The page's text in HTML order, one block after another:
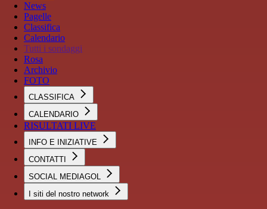
News
Pagelle
Classifica
Calendario
Tutti i sondaggi
Rosa
Archivio
FOTO
CLASSIFICA
CALENDARIO
RISULTATI LIVE
INFO E INIZIATIVE
CONTATTI
SOCIAL MEDIAGOL
I siti del nostro network